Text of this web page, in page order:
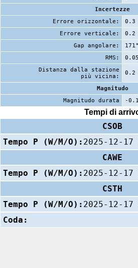
Incertezze
Errore orizzontale:
0.3
Errore verticale:
0.2
Gap angolare:
171°
RMS:
Distanza dalla stazione
più vicina:
0.2
Magnitudo
Magnitudo durata
-
Tempi di
CSOB
Tempo P (W/M/O): 2025-12-
CAWE
Tempo P (W/M/O): 2025-12-
CSTH
Tempo P (W/M/O): 2025-12-
Coda: